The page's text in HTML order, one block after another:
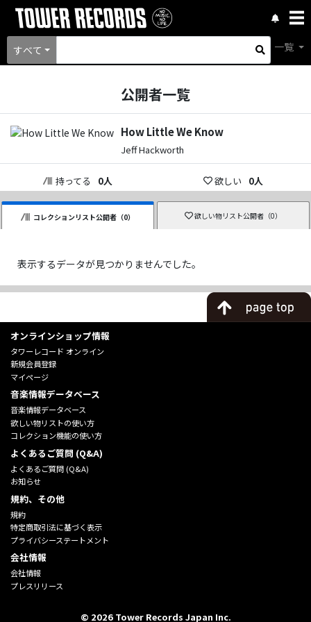
すべて 一覧
公開者一覧
How Little We Know
Jeff Hackworth
持ってる 0人 欲しい 0人
コレクションリスト公開者（0） 欲しい物リスト公開者（0）
表示するデータが見つかりませんでした。
オンラインショップ情報
タワーレコード オンライン
新規会員登録
マイページ
音楽情報データベース
音楽情報データベース
欲しい物リストの使い方
コレクション機能の使い方
よくあるご質問 (Q&A)
よくあるご質問 (Q&A)
お知らせ
規約、その他
規約
特定商取引法に基づく表示
プライバシーステートメント
会社情報
会社情報
プレスリリース
© 2026Tower Records Japan Inc.